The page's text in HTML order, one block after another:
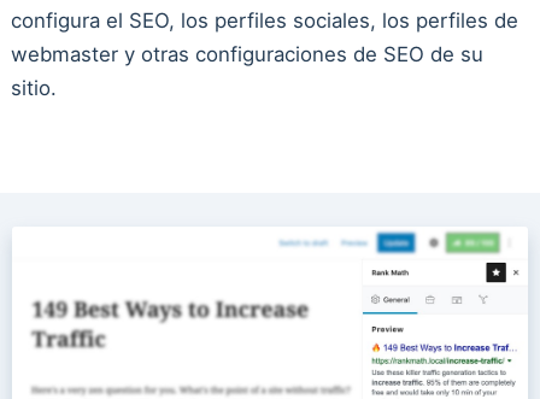
configura el SEO, los perfiles sociales, los perfiles de
webmaster y otras configuraciones de SEO de su
sitio.